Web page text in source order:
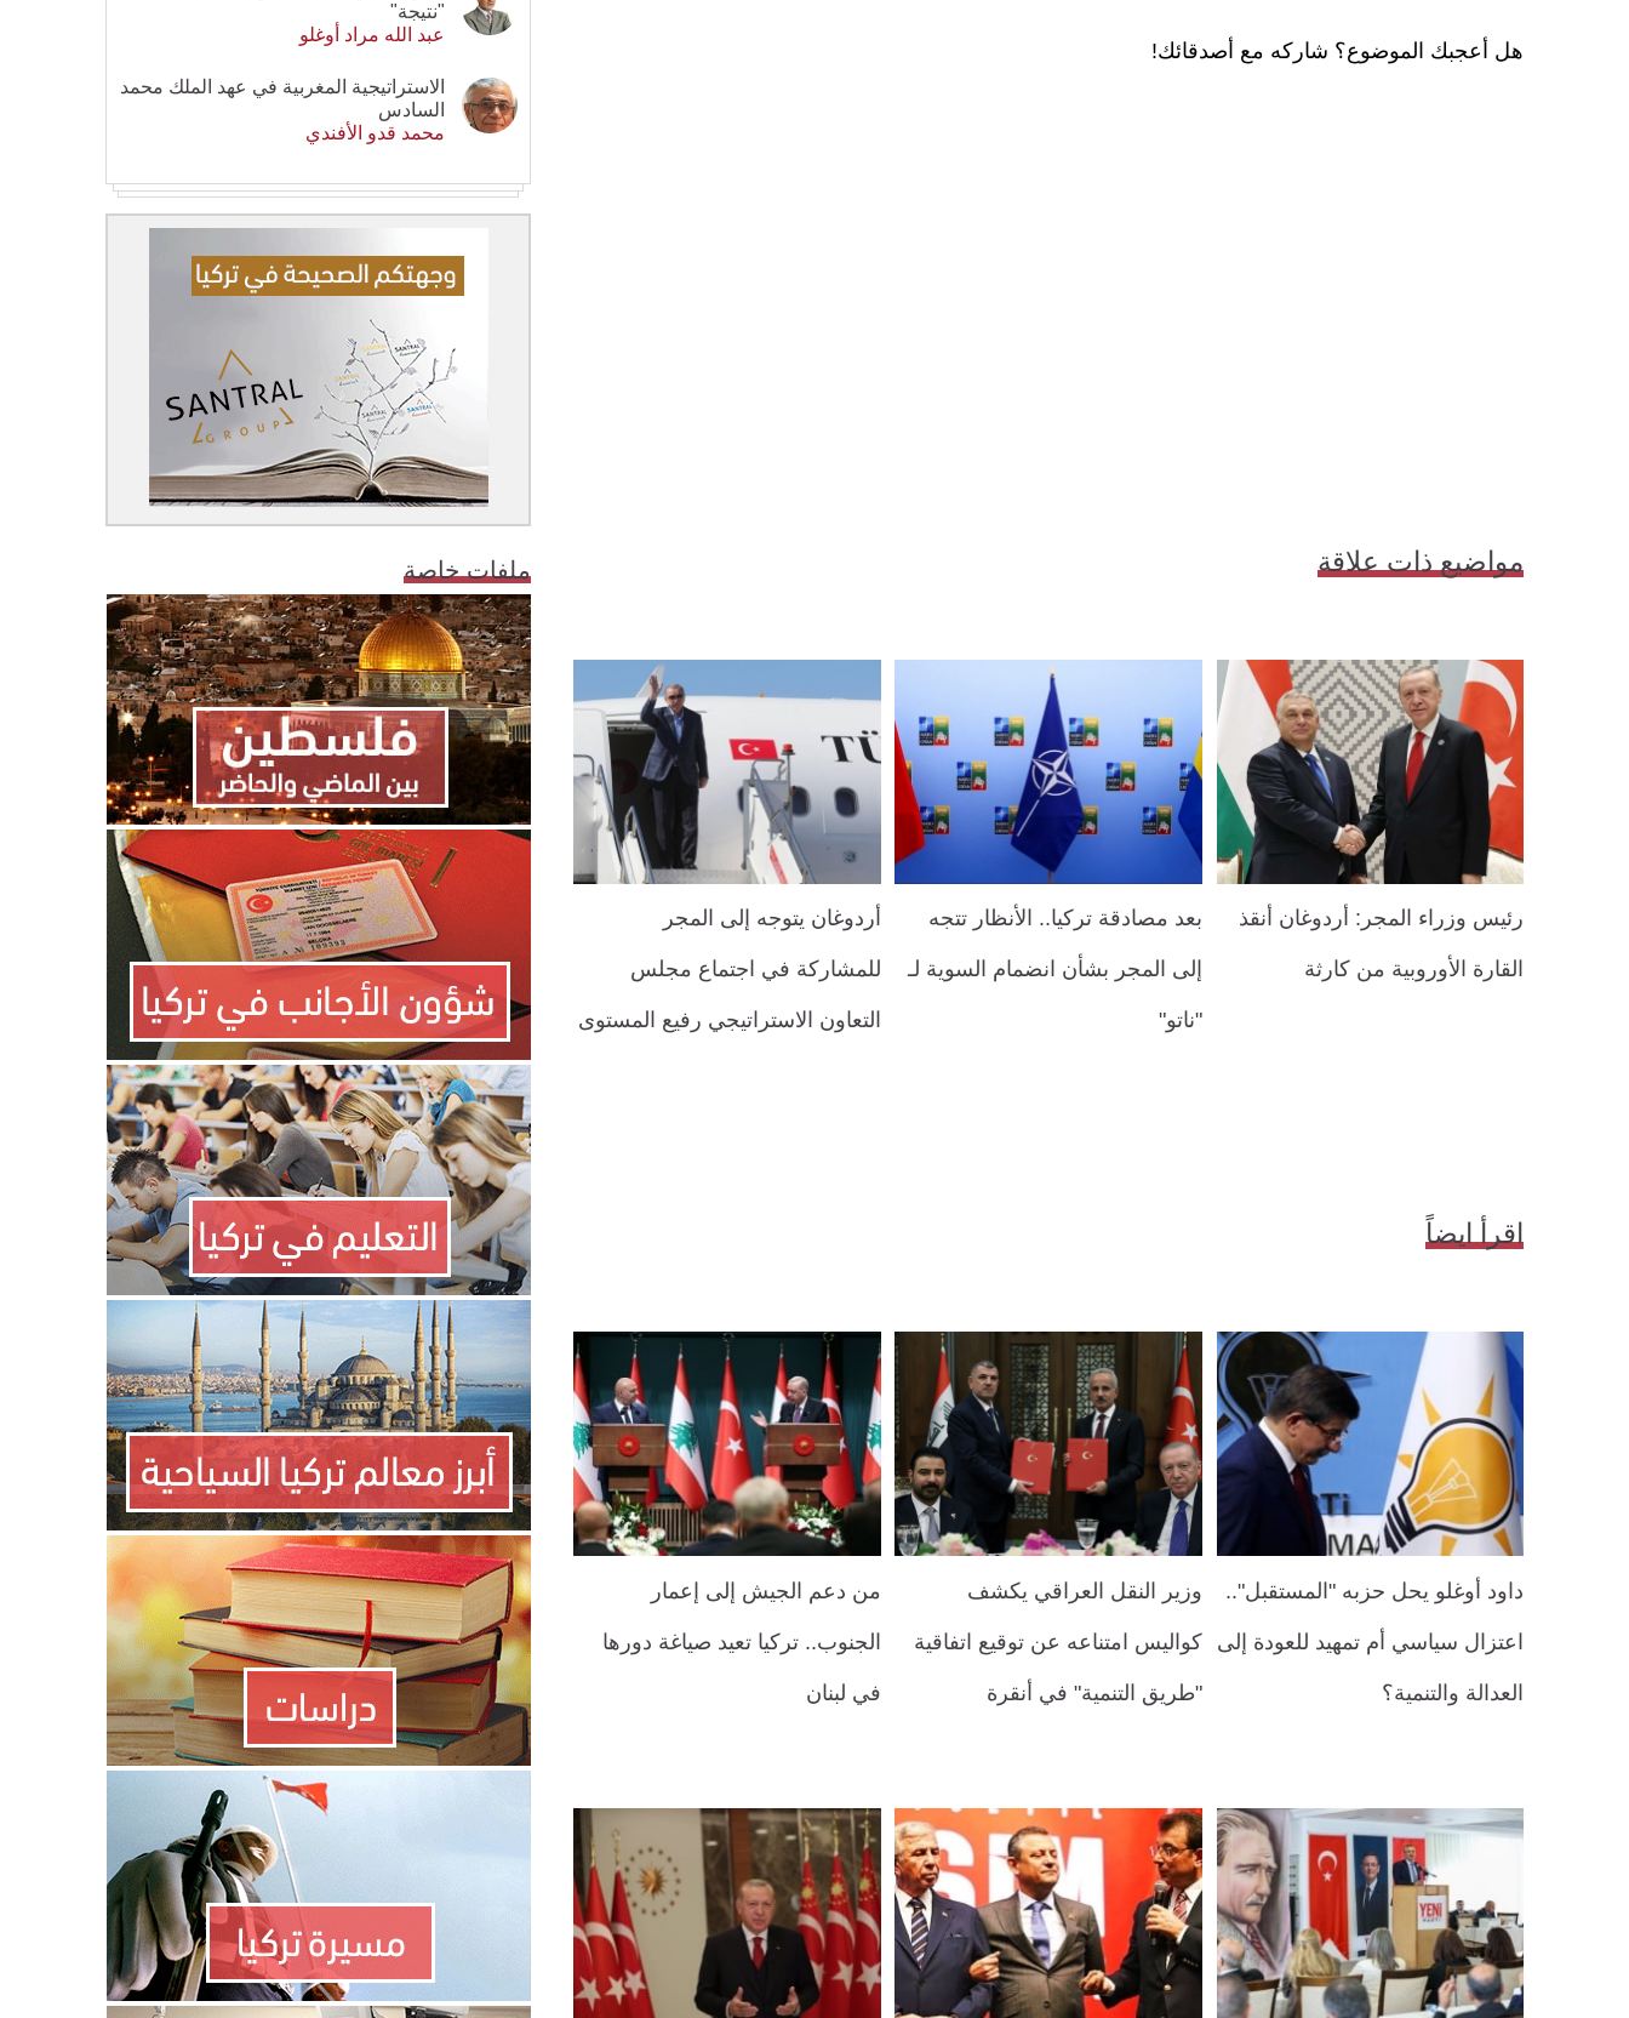
هل أعجبك الموضوع؟ شاركه مع أصدقائك!
مواضيع ذات علاقة
رئيس وزراء المجر: أردوغان أنقذ
القارة الأوروبية من كارثة
بعد مصادقة تركيا.. الأنظار تتجه
إلى المجر بشأن انضمام السوية لـ
"ناتو"
أردوغان يتوجه إلى المجر
للمشاركة في اجتماع مجلس
التعاون الاستراتيجي رفيع المستوى
اقرأ ايضاً
داود أوغلو يحل حزبه "المستقبل"..
اعتزال سياسي أم تمهيد للعودة إلى
العدالة والتنمية؟
وزير النقل العراقي يكشف
كواليس امتناعه عن توقيع اتفاقية
"طريق التنمية" في أنقرة
من دعم الجيش إلى إعمار
الجنوب.. تركيا تعيد صياغة دورها
في لبنان
"نتيجة"
عبد الله مراد أوغلو
الاستراتيجية المغربية في عهد الملك محمد
السادس
محمد قدو الأفندي
ملفات خاصة